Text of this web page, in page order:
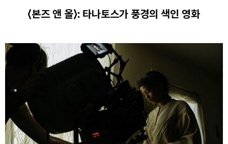
⟨본즈 앤 올⟩: 타나토스가 풍경의 색인 영화